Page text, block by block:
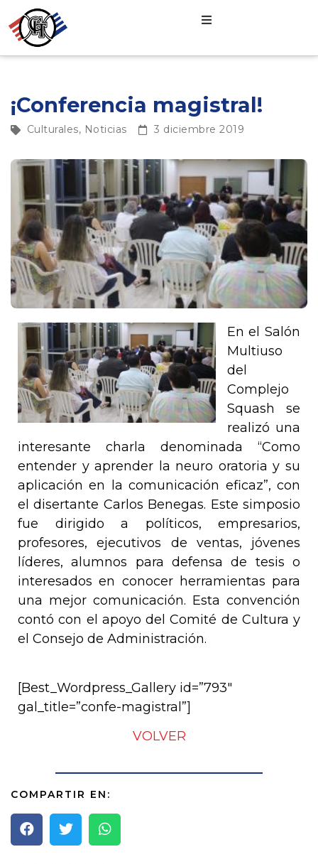
¡Conferencia magistral!
Culturales, Noticias 3 diciembre 2019
En el Salón
Multiuso
del
Complejo
Squash se
realizó una
interesante charla denominada “Como
entender y aprender la neuro oratoria y su
aplicación en la comunicación eficaz”, con
el disertante Carlos Benegas. Este simposio
fue dirigido a políticos, empresarios,
profesores, ejecutivos de ventas, jóvenes
líderes, alumnos para defensa de tesis o
interesados en conocer herramientas para
una mejor comunicación. Esta convención
contó con el apoyo del Comité de Cultura y
el Consejo de Administración.
[Best_Wordpress_Gallery id=”793″
gal_title=”confe-magistral”]
VOLVER
COMPARTIR EN: